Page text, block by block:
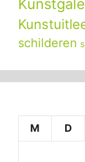
schilderen
M
D